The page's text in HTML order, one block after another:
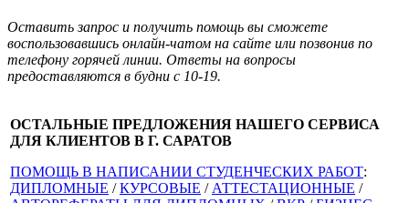
Оставить запрос и получить помощь вы сможете
воспользовавшись онлайн-чатом на сайте или позвонив по
телефону горячей линии. Ответы на вопросы
предоставляются в будни с 10-19.
ОСТАЛЬНЫЕ ПРЕДЛОЖЕНИЯ НАШЕГО СЕРВИСА
ДЛЯ КЛИЕНТОВ В Г. САРАТОВ
ПОМОЩЬ В НАПИСАНИИ СТУДЕНЧЕСКИХ РАБОТ:
ДИПЛОМНЫЕ /КУРСОВЫЕ / АТТЕСТАЦИОННЫЕ /